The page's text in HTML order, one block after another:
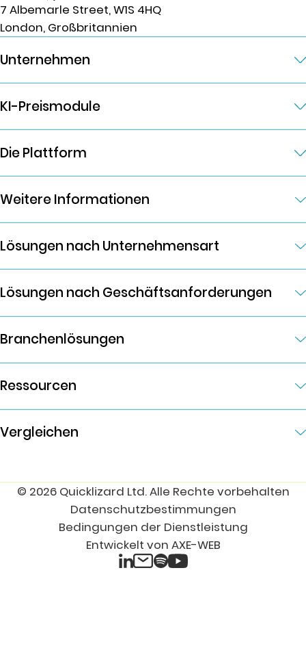
7 Albemarle Street, W1S 4HQ
London, Großbritannien
Unternehmen
KI-Preismodule
Die Plattform
Weitere Informationen
Lösungen nach Unternehmensart
Lösungen nach Geschäftsanforderungen
Branchenlösungen
Ressourcen
Vergleichen
© 2026 Quicklizard Ltd. Alle Rechte vorbehalten
Datenschutzbestimmungen
Bedingungen der Dienstleistung
Entwickelt von AXE-WEB
LinkedIn
E-Mail
SpotifyYouTube